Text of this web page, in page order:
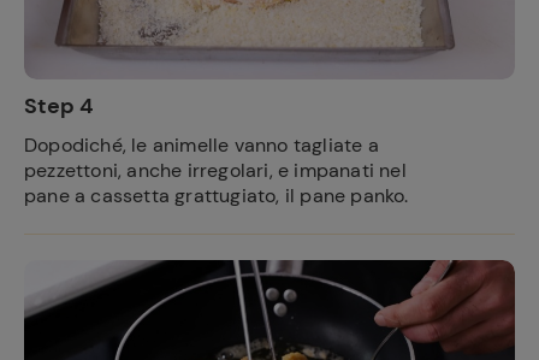
Step 4
Dopodiché, le animelle vanno tagliate a
pezzettoni, anche irregolari, e impanati nel
pane a cassetta grattugiato, il pane panko.